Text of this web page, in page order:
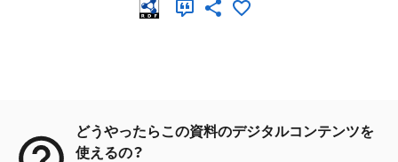
どうやったらこの資料のデジタルコンテンツを
使えるの？